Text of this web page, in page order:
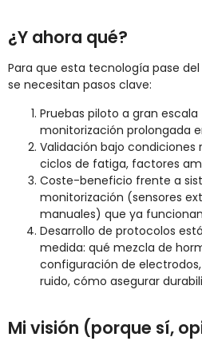
¿Y ahora qué?
Para que esta tecnología pase
se necesitan pasos clave:
Pruebas piloto a gran
monitorización prolongada
Validación bajo condiciones
ciclos de fatiga, factores
Coste-beneficio frente a
monitorización (sensores
manuales) que ya
Desarrollo de protocolos
medida: qué mezcla de
configuración de
ruido, cómo asegurar
Mi visión (porque sí,